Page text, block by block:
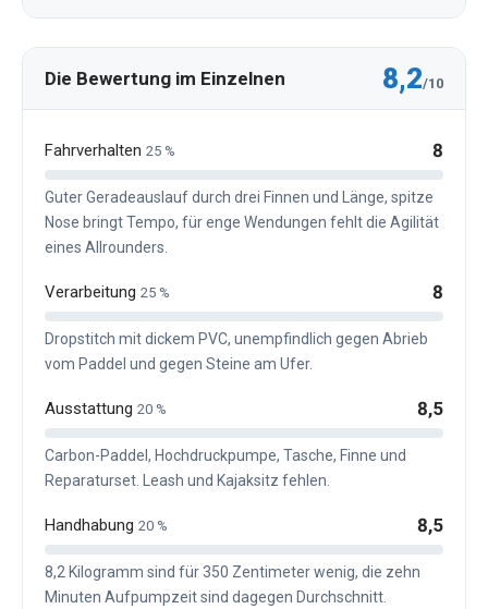
Die Bewertung im Einzelnen 8,2/10
Fahrverhalten 25 % 8
Guter Geradeauslauf durch drei Finnen und Länge, spitze
Nose bringt Tempo, für enge Wendungen fehlt die Agilität
eines Allrounders.
Verarbeitung 25 % 8
Dropstitch mit dickem PVC, unempfindlich gegen Abrieb
vom Paddel und gegen Steine am Ufer.
Ausstattung 20 % 8,5
Carbon-Paddel, Hochdruckpumpe, Tasche, Finne und
Reparaturset. Leash und Kajaksitz fehlen.
Handhabung 20 % 8,5
8,2 Kilogramm sind für 350 Zentimeter wenig, die zehn
Minuten Aufpumpzeit sind dagegen Durchschnitt.